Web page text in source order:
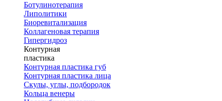
Ботулинотерапия
Липолитики
Биоревитализация
Коллагеновая терапия
Гипергидроз
Контурная
пластика
Контурная пластика губ
Контурная пластика лица
Скулы, углы, подбородок
Кольца венеры